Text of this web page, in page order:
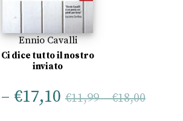
Ennio Cavalli
Ci dice tutto il nostro
inviato
– €17,10 €11,99–€18,00